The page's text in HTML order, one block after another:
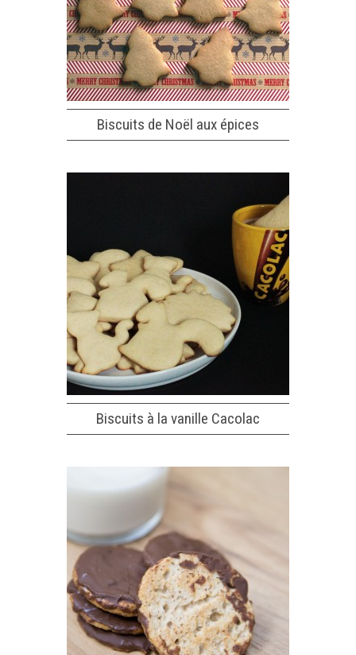
Biscuits de Noël aux épices
Biscuits à la vanille Cacolac